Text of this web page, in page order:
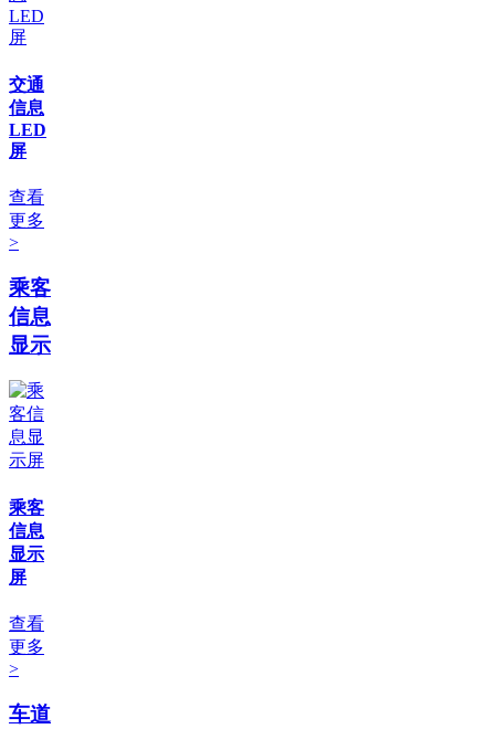
交通
信息
LED
屏
查看
更多
>
乘客
信息
显示
乘客
信息
显示
屏
查看
更多
>
车道